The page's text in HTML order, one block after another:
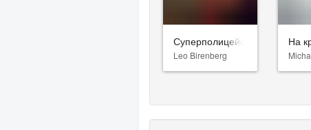
Суперполицейские 3
Leo Birenberg
На